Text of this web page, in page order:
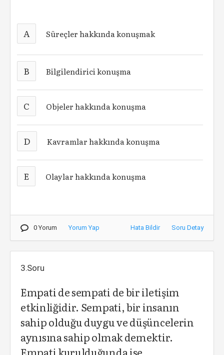
A Süreçler hakkında konuşmak
B Bilgilendirici konuşma
C Objeler hakkında konuşma
D Kavramlar hakkında konuşma
E Olaylar hakkında konuşma
0 Yorum Yorum Yap Hata Bildir Soru Detay
3.Soru
Empati de sempati de bir iletişim
etkinliğidir. Sempati, bir insanın
sahip olduğu duygu ve düşüncelerin
aynısına sahip olmak demektir.
Empati kurulduğunda ise